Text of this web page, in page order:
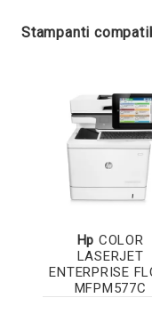
Stampanti
Hp COLOR
LASERJET
ENTERPRISE
MFPM577C